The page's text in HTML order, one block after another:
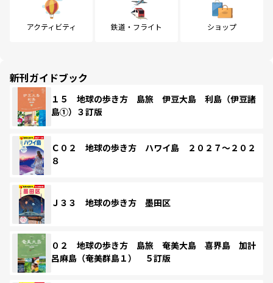
アクティビティ 鉄道・フライト ショップ
新刊ガイドブック
１５ 地球の歩き方 島旅 伊豆大島 利島（伊豆諸
島①）３訂版
Ｃ０２ 地球の歩き方 ハワイ島 ２０２７～２０２
８
Ｊ３３ 地球の歩き方 墨田区
０２ 地球の歩き方 島旅 奄美大島 喜界島 加計
呂麻島（奄美群島１） ５訂版